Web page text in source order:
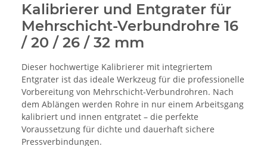
Kalibrierer und Entgrater für
Mehrschicht-Verbundrohre 16
/ 20 / 26 / 32 mm
Dieser hochwertige Kalibrierer mit integriertem
Entgrater ist das ideale Werkzeug für die professionelle
Vorbereitung von Mehrschicht-Verbundrohren. Nach
dem Ablängen werden Rohre in nur einem Arbeitsgang
kalibriert und innen entgratet – die perfekte
Voraussetzung für dichte und dauerhaft sichere
Pressverbindungen.